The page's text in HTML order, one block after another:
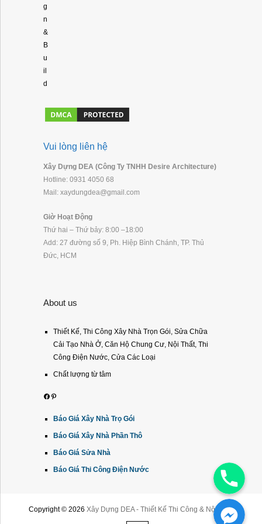
g
n
&
B
u
il
d
Vui lòng liên hệ
Xây Dựng DEA (Công Ty TNHH Desire Architecture)
Hotline: 0931 4050 68
Mail: xaydungdea@gmail.com
Giờ Hoạt Động
Thứ hai – Thứ bảy: 8:00 –18:00
Add: 27 đường số 9, Ph. Hiệp Bình Chánh, TP. Thủ
Đức, HCM
About us
Thiết Kế, Thi Công Xây Nhà Trọn Gói, Sửa Chữa
Cải Tạo Nhà Ở, Căn Hộ Chung Cư, Nội Thất, Thi
Công Điện Nước, Cửa Các Loại
Chất lượng từ tâm
Facebook
Pinterest
Báo Giá Xây Nhà Trọ Gói
Báo Giá Xây Nhà Phần Thô
Báo Giá Sửa Nhà
Báo Giá Thi Công Điện Nước
Copyright © 2026Xây Dựng DEA - Thiết Kế Thi Công & Nội Thất
Phone
Facebook Messenger